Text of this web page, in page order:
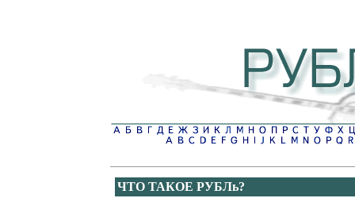
ЧТО ТАКОЕ РУБЛь?